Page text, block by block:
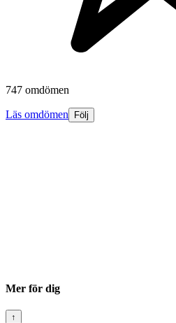
747 omdömen
Läs omdömen Följ
Mer för dig
↑